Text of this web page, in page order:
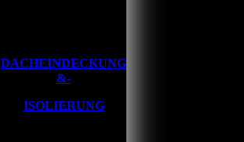
DACHEINDECKUNG
&-
ISOLIERUNG